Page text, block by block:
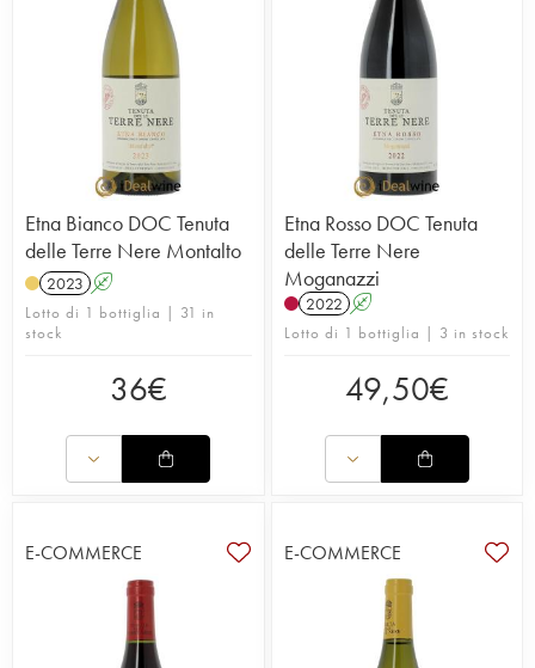
Etna Bianco DOC Tenuta
delle Terre Nere Montalto
2023 A
Lotto di 1 bottiglia | 31 in
stock
36€
Etna Rosso DOC Tenuta
delle Terre Nere
Moganazzi
2022 A
Lotto di 1 bottiglia | 3 in stock
49,50€
E-COMMERCE E-COMMERCE